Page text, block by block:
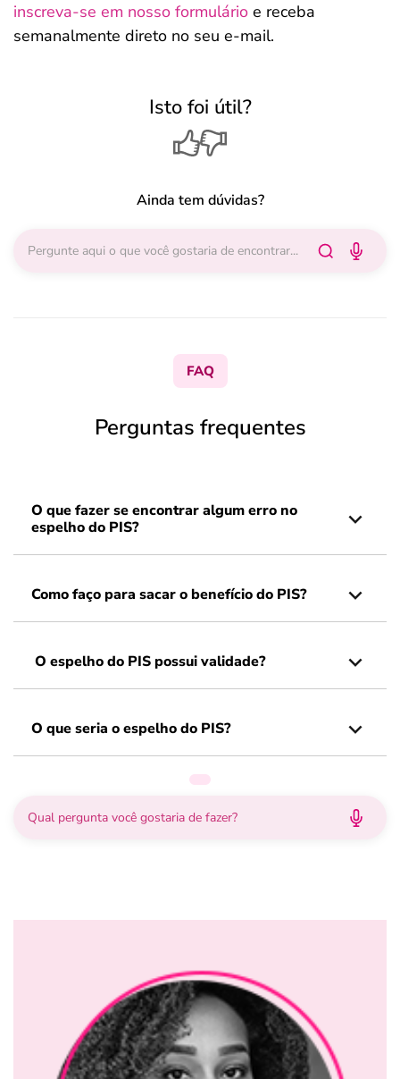
inscreva-se em nosso formulário e receba
semanalmente direto no seu e-mail.
Isto foi útil?
Ainda tem dúvidas?
FAQ
Perguntas frequentes
O que fazer se encontrar algum erro no
espelho do PIS?
Como faço para sacar o benefício do PIS?
O espelho do PIS possui validade?
O que seria o espelho do PIS?